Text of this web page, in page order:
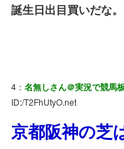
誕生日出目買いだな。
4： 名無しさん＠実況で競馬
ID:/T2FhUtyO.net
京都阪神の芝